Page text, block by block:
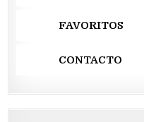
FAVORITOS
CONTACTO